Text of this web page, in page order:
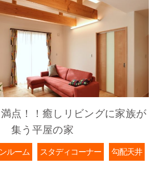
点！！癒しリビングに家族が
集う平屋の家
ルーム スタディコーナー 勾配天井